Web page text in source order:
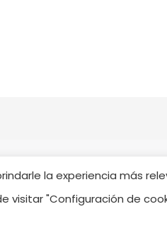
la experiencia más
visitar "Configuración de